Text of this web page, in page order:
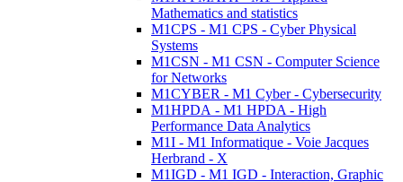
Mathematics and statistics
M1CPS - M1 CPS - Cyber Physical
Systems
M1CSN - M1 CSN - Computer Science
for Networks
M1CYBER - M1 Cyber - Cybersecurity
M1HPDA - M1 HPDA - High
Performance Data Analytics
M1I - M1 Informatique - Voie Jacques
Herbrand - X
M1IGD - M1 IGD - Interaction, Graphic